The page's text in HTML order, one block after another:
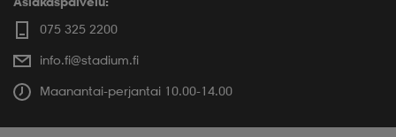
075 325 2200
info.fi@stadium.fi
Maanantai-perjantai 10.00-14.00